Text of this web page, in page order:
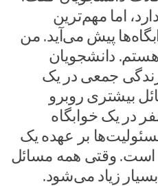
اما مهم‌ترین
پیش می‌آید. من
دانشجویان
جمعی در یک
بیشتری روبرو
تصور کنید ۲۵۰ نفر در یک خوابگاه
بر عهده یک
وقتی همه مسائل
زیاد می‌شود.